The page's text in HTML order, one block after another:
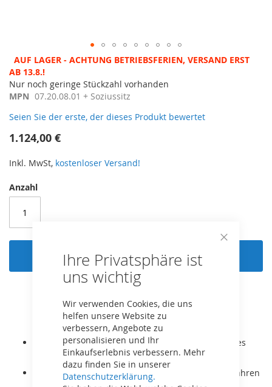
Ihre Privatsphäre ist
uns wichtig
Wir verwenden Cookies, die uns
helfen unsere Website zu
verbessern, Angebote zu
personalisieren und Ihr
Einkaufserlebnis verbessern. Mehr
dazu finden Sie in unserer
Datenschutzerklärung.
Zum
Anfang
der
Bildergalerie
AUF LAGER - ACHTUNG BETRIEBSFERIEN, VERSAND ERST
AB 13.8.!
Nur noch geringe Stückzahl vorhanden
MPN 07.20.08.01 + Soziussitz
Seien Sie der erste, der dieses Produkt bewertet
1.124,00 €
Inkl. MwSt, kostenloser Versand!
Anzahl
In den Warenkorb
Inklusive Soziussitz zum bequemen Mitfahren eines
Passagiers.
Der BERG XL ist für Kinder und Erwachsene ab 5 Jahren